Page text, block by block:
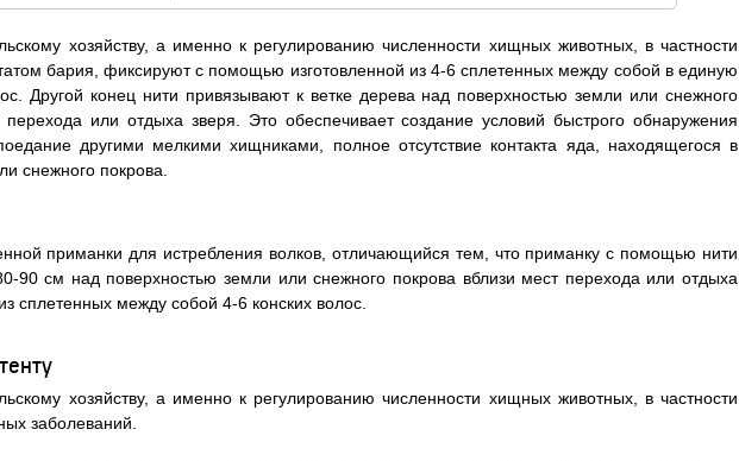
хозяйству, а именно к регулированию численности хищных животных, в частности
бария, фиксируют с помощью изготовленной из 4-6 сплетенных между собой в единую
Другой конец нити привязывают к ветке дерева над поверхностью земли или снежного
или отдыха зверя. Это обеспечивает создание условий быстрого обнаружения
другими мелкими хищниками, полное отсутствие контакта яда, находящегося в
снежного покрова.
приманки для истребления волков, отличающийся тем, что приманку с помощью нити
90 см над поверхностью земли или снежного покрова вблизи мест перехода или отдыха
сплетенных между собой 4-6 конских волос.
хозяйству, а именно к регулированию численности хищных животных, в частности
заболеваний.